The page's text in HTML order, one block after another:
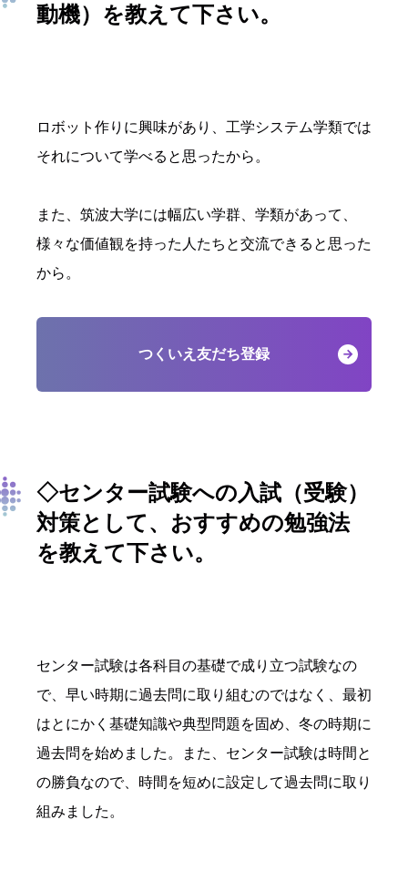
動機）を教えて下さい。
ロボット作りに興味があり、工学システム学類では
それについて学べると思ったから。
また、筑波大学には幅広い学群、学類があって、
様々な価値観を持った人たちと交流できると思った
から。
つくいえ友だち登録
◇センター試験への入試（受験）
対策として、おすすめの勉強法
を教えて下さい。
センター試験は各科目の基礎で成り立つ試験なの
で、早い時期に過去問に取り組むのではなく、最初
はとにかく基礎知識や典型問題を固め、冬の時期に
過去問を始めました。また、センター試験は時間と
の勝負なので、時間を短めに設定して過去問に取り
組みました。